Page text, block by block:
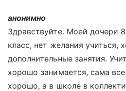
анонимно
Здравствуйте. Моей дочери 8
класс, нет желания учиться,
дополнительные занятия.
хорошо занимается, сама
хорошо, а в школе в